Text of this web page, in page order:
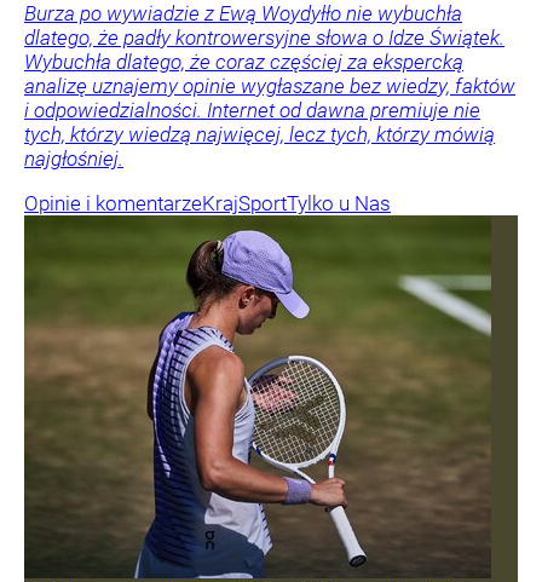
Burza po wywiadzie z Ewą Woydyłło nie wybuchła
dlatego, że padły kontrowersyjne słowa o Idze Świątek.
Wybuchła dlatego, że coraz częściej za ekspercką
analizę uznajemy opinie wygłaszane bez wiedzy, faktów
i odpowiedzialności. Internet od dawna premiuje nie
tych, którzy wiedzą najwięcej, lecz tych, którzy mówią
najgłośniej.
Opinie i komentarzeKrajSportTylko u Nas